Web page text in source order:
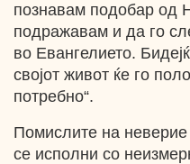
познавам подобар од
подражавам и да го
во Евангелието.
својот живот ќе го
потребно“.
Помислите на
се исполни со